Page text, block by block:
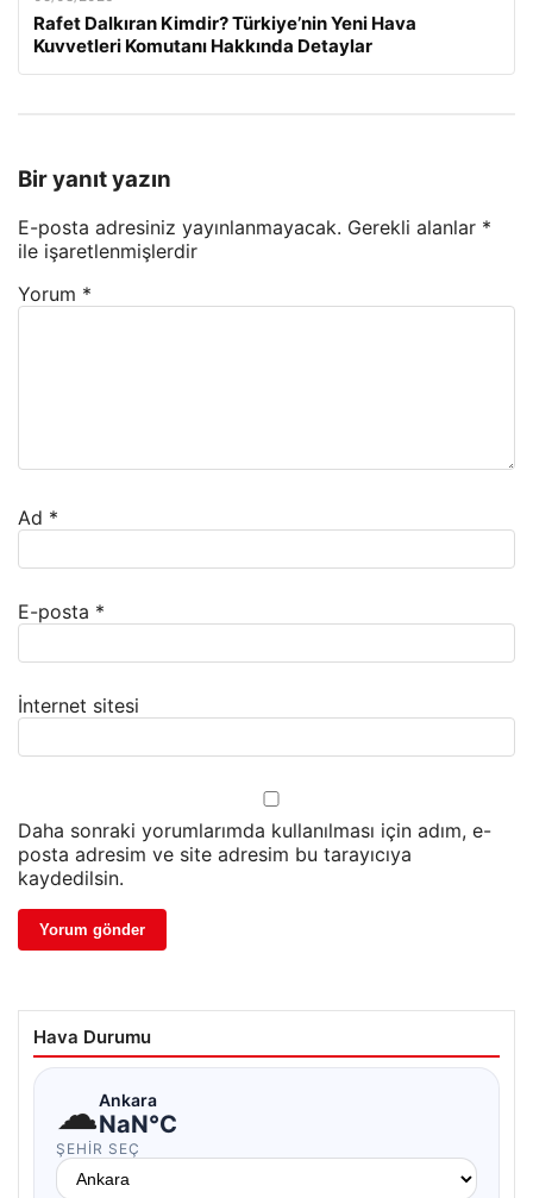
Rafet Dalkıran Kimdir? Türkiye’nin Yeni Hava
Kuvvetleri Komutanı Hakkında Detaylar
Bir yanıt yazın
E-posta adresiniz yayınlanmayacak. Gerekli alanlar *
ile işaretlenmişlerdir
Yorum *
Ad *
E-posta *
İnternet sitesi
Daha sonraki yorumlarımda kullanılması için adım, e-
posta adresim ve site adresim bu tarayıcıya
kaydedilsin.
Hava Durumu
☁Ankara
NaN°C
ŞEHIR SEÇ